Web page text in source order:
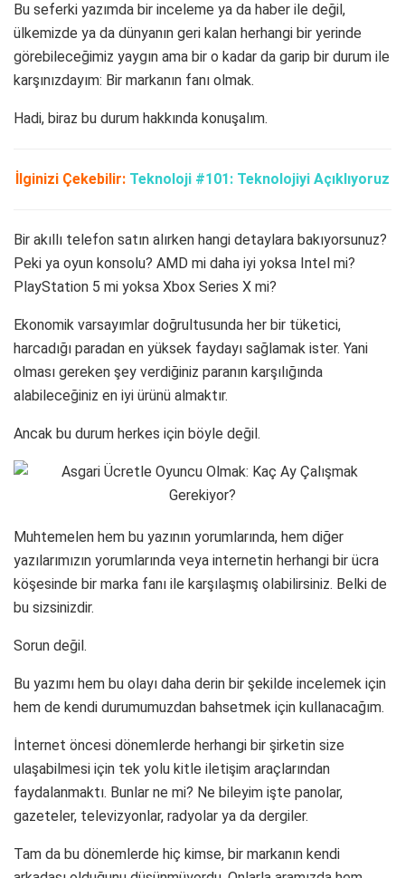
Bu seferki yazımda bir inceleme ya da haber ile değil,
ülkemizde ya da dünyanın geri kalan herhangi bir yerinde
görebileceğimiz yaygın ama bir o kadar da garip bir durum ile
karşınızdayım: Bir markanın fanı olmak.
Hadi, biraz bu durum hakkında konuşalım.
İlginizi Çekebilir: Teknoloji #101: Teknolojiyi Açıklıyoruz
Bir akıllı telefon satın alırken hangi detaylara bakıyorsunuz?
Peki ya oyun konsolu? AMD mi daha iyi yoksa Intel mi?
PlayStation 5 mi yoksa Xbox Series X mi?
Ekonomik varsayımlar doğrultusunda her bir tüketici,
harcadığı paradan en yüksek faydayı sağlamak ister. Yani
olması gereken şey verdiğiniz paranın karşılığında
alabileceğiniz en iyi ürünü almaktır.
Ancak bu durum herkes için böyle değil.
Muhtemelen hem bu yazının yorumlarında, hem diğer
yazılarımızın yorumlarında veya internetin herhangi bir ücra
köşesinde bir marka fanı ile karşılaşmış olabilirsiniz. Belki de
bu sizsinizdir.
Sorun değil.
Bu yazımı hem bu olayı daha derin bir şekilde incelemek için
hem de kendi durumumuzdan bahsetmek için kullanacağım.
İnternet öncesi dönemlerde herhangi bir şirketin size
ulaşabilmesi için tek yolu kitle iletişim araçlarından
faydalanmaktı. Bunlar ne mi? Ne bileyim işte panolar,
gazeteler, televizyonlar, radyolar ya da dergiler.
Tam da bu dönemlerde hiç kimse, bir markanın kendi